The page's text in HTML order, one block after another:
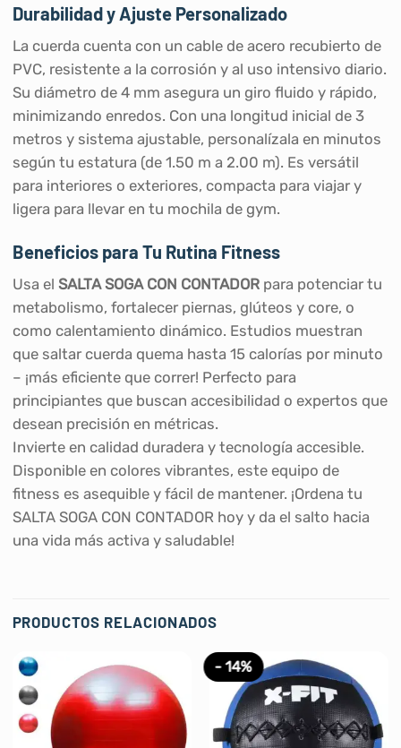
Durabilidad y Ajuste Personalizado
La cuerda cuenta con un cable de acero recubierto de
PVC, resistente a la corrosión y al uso intensivo diario.
Su diámetro de 4 mm asegura un giro fluido y rápido,
minimizando enredos. Con una longitud inicial de 3
metros y sistema ajustable, personalízala en minutos
según tu estatura (de 1.50 m a 2.00 m). Es versátil
para interiores o exteriores, compacta para viajar y
ligera para llevar en tu mochila de gym.
Beneficios para Tu Rutina Fitness
Usa el SALTA SOGA CON CONTADORpara potenciar tu
metabolismo, fortalecer piernas, glúteos y core, o
como calentamiento dinámico. Estudios muestran
que saltar cuerda quema hasta 15 calorías por minuto
– ¡más eficiente que correr! Perfecto para
principiantes que buscan accesibilidad o expertos que
desean precisión en métricas.
Invierte en calidad duradera y tecnología accesible.
Disponible en colores vibrantes, este equipo de
fitness es asequible y fácil de mantener. ¡Ordena tu
SALTA SOGA CON CONTADOR hoy y da el salto hacia
una vida más activa y saludable!
PRODUCTOS RELACIONADOS
- 14%